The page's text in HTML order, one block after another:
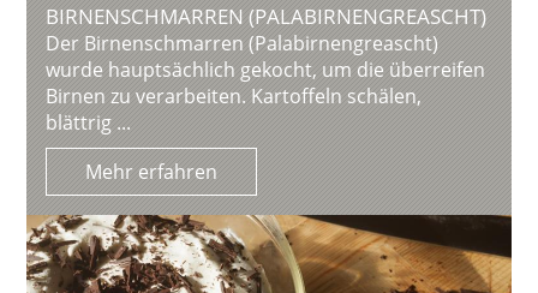
BIRNENSCHMARREN (PALABIRNENGREASCHT)
Der Birnenschmarren (Palabirnengreascht)
wurde hauptsächlich gekocht, um die überreifen
Birnen zu verarbeiten. Kartoffeln schälen,
blättrig ...
Mehr erfahren